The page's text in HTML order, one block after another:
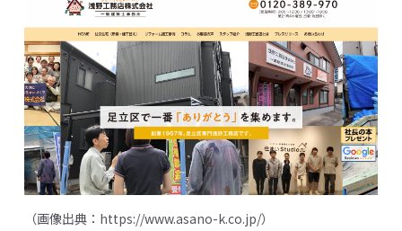
（画像出典： https://www.asano-k.co.jp/）